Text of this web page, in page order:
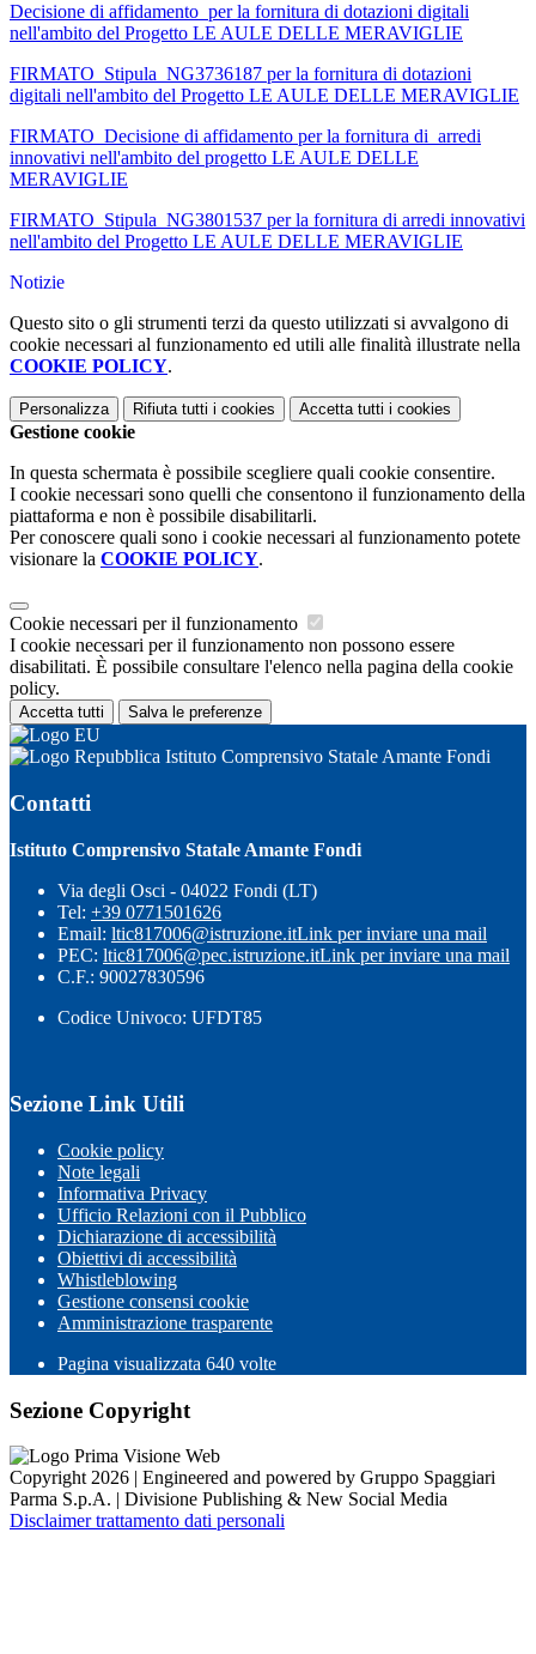
Decisione di affidamento per la fornitura di dotazioni digitali
nell'ambito del Progetto LE AULE DELLE MERAVIGLIE
FIRMATO_Stipula_NG3736187 per la fornitura di dotazioni
digitali nell'ambito del Progetto LE AULE DELLE MERAVIGLIE
FIRMATO_Decisione di affidamento per la fornitura di arredi
innovativi nell'ambito del progetto LE AULE DELLE
MERAVIGLIE
FIRMATO_Stipula_NG3801537 per la fornitura di arredi innovativi
nell'ambito del Progetto LE AULE DELLE MERAVIGLIE
Notizie
Questo sito o gli strumenti terzi da questo utilizzati si avvalgono di
cookie necessari al funzionamento ed utili alle finalità illustrate nella
COOKIE POLICY.
Personalizza Rifiuta tutti i cookies Accetta tutti i cookies
Gestione cookie
In questa schermata è possibile scegliere quali cookie consentire.
I cookie necessari sono quelli che consentono il funzionamento della
piattaforma e non è possibile disabilitarli.
Per conoscere quali sono i cookie necessari al funzionamento potete
visionare la COOKIE POLICY.
Cookie necessari per il funzionamento
I cookie necessari per il funzionamento non possono essere
disabilitati. È possibile consultare l'elenco nella pagina della cookie
policy.
Accetta tutti Salva le preferenze
Istituto Comprensivo Statale Amante Fondi
Contatti
Istituto Comprensivo Statale Amante Fondi
Via degli Osci - 04022 Fondi (LT)
Tel: +39 0771501626
Email: ltic817006@istruzione.itLink per inviare una mail
PEC: ltic817006@pec.istruzione.itLink per inviare una mail
C.F.: 90027830596
Codice Univoco: UFDT85
Sezione Link Utili
Cookie policy
Note legali
Informativa Privacy
Ufficio Relazioni con il Pubblico
Dichiarazione di accessibilità
Obiettivi di accessibilità
Whistleblowing
Gestione consensi cookie
Amministrazione trasparente
Pagina visualizzata 640 volte
Sezione Copyright
Copyright 2026 | Engineered and powered by Gruppo Spaggiari
Parma S.p.A. | Divisione Publishing & New Social Media
Disclaimer trattamento dati personali